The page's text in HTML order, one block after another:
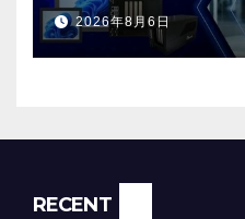
2026年8月6日
RECENT